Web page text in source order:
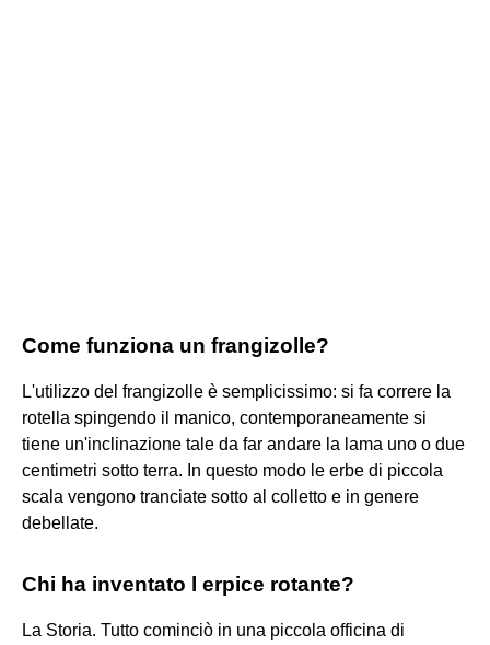
Come funziona un frangizolle?
L'utilizzo del frangizolle è semplicissimo: si fa correre la
rotella spingendo il manico, contemporaneamente si
tiene un'inclinazione tale da far andare la lama uno o due
centimetri sotto terra. In questo modo le erbe di piccola
scala vengono tranciate sotto al colletto e in genere
debellate.
Chi ha inventato l erpice rotante?
La Storia. Tutto cominciò in una piccola officina di